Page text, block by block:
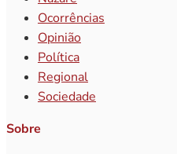
Ocorrências
Opinião
Política
Regional
Sociedade
Sobre